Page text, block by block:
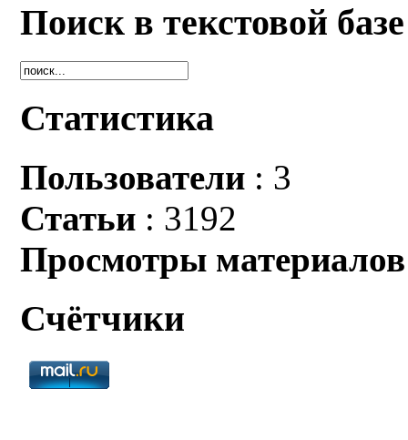
Поиск в текстовой базе
Статистика
Пользователи : 3
Статьи : 3192
Просмотры материалов
Счётчики